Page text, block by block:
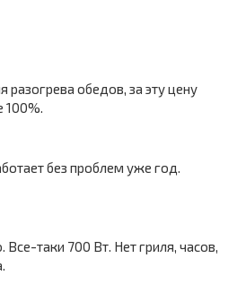
разогрева обедов, за эту цену
100%.
без проблем уже год.
Все-таки 700 Вт. Нет гриля, часов,